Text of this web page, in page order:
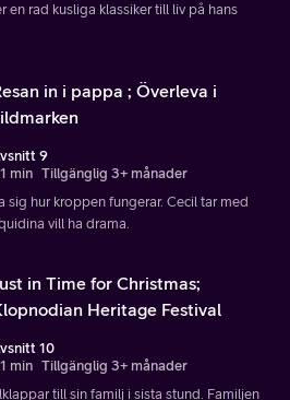
en rad kusliga klassiker till liv på hans
in i pappa ; Överleva i
9
min Tillgänglig 3+ månader
sig hur kroppen fungerar. Cecil tar med
vill ha drama.
in Time for Christmas;
Heritage Festival
10
min Tillgänglig 3+ månader
till sin familj i sista stund. Familjen